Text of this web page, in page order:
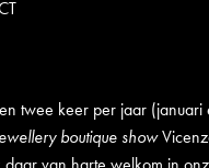
twee keer per jaar (januari
boutique show